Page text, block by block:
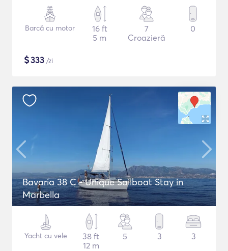
Barcă cu motor
16 ft
5 m
7
Croazieră
0
$333 /zi
Bavaria 38 C - Unique Sailboat Stay in
Marbella
Yacht cu vele
38 ft
12 m
5 3 3